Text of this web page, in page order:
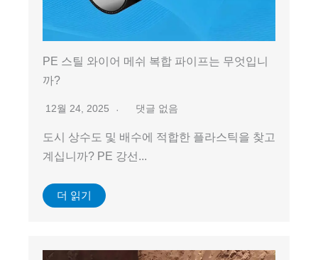
PE 스틸 와이어 메쉬 복합 파이프는 무엇입니
까?
12월 24, 2025 댓글 없음
도시 상수도 및 배수에 적합한 플라스틱을 찾고
계십니까? PE 강선...
더 읽기